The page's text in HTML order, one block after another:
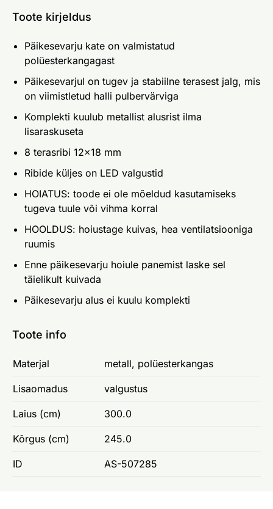
Toote kirjeldus
Päikesevarju kate on valmistatud
polüesterkangagast
Päikesevarjul on tugev ja stabiilne terasest jalg, mis
on viimistletud halli pulbervärviga
Komplekti kuulub metallist alusrist ilma
lisaraskuseta
8 terasribi 12x18 mm
Ribide küljes on LED valgustid
HOIATUS: toode ei ole mõeldud kasutamiseks
tugeva tuule või vihma korral
HOOLDUS: hoiustage kuivas, hea ventilatsiooniga
ruumis
Enne päikesevarju hoiule panemist laske sel
täielikult kuivada
Päikesevarju alus ei kuulu komplekti
Toote info
Materjal metall, polüesterkangas
Lisaomadus valgustus
Laius (cm) 300.0
Kõrgus (cm) 245.0
ID AS-507285